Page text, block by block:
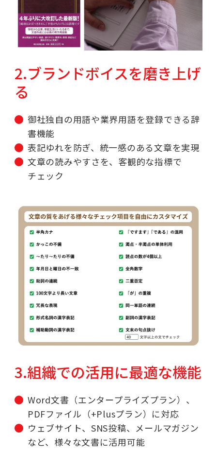
2.ブランドボイスを磨き上げ
る
御社独自の用語や業界用語を登録できる辞
書機能
表記ゆれを防ぎ、統一感のある文章を実現
文章の読みやすさを、客観的な指標で
チェック
3.組織での活用に最適な機能
Word文書（エンタープライズプラン）、
PDFファイル（+Plusプラン）に対応
ウェブサイト、SNS投稿、メールマガジン
など、様々な文書に活用可能